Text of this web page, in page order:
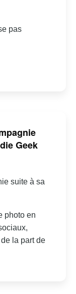
pas
Geek
suite à sa
photo en
la part de